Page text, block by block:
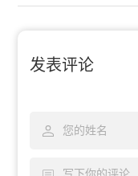
发表评论